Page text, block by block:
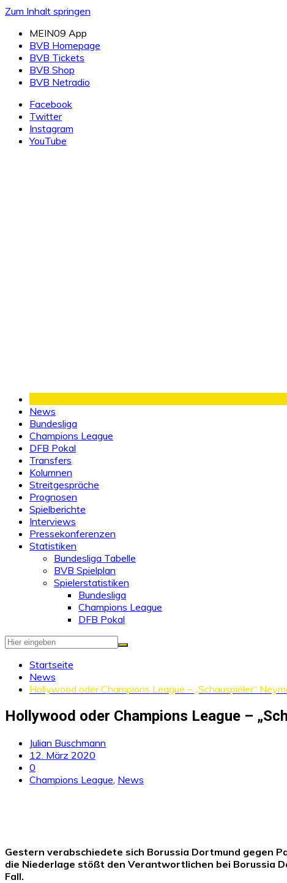
Zum Inhalt springen
MEIN09 App
BVB Homepage
BVB Tickets
BVB Shop
BVB Netradio
Facebook
Twitter
Instagram
YouTube
News
Bundesliga
Champions League
DFB Pokal
Transfers
Kolumnen
Streitgespräche
Prognosen
Spielberichte
Interviews
Pressekonferenzen
Statistiken
Bundesliga Tabelle
BVB Spielplan
Spielerstatistiken
Bundesliga
Champions League
DFB Pokal
Startseite
News
Hollywood oder Champions League – „Schauspieler“
Hollywood oder Champions League –
Julian Buschmann
12. März 2020
0
Champions League News
Gestern verabschiedete sich Borussia Dortmund gegen
die Niederlage stößt den Verantwortlichen bei Borussia
Fall.